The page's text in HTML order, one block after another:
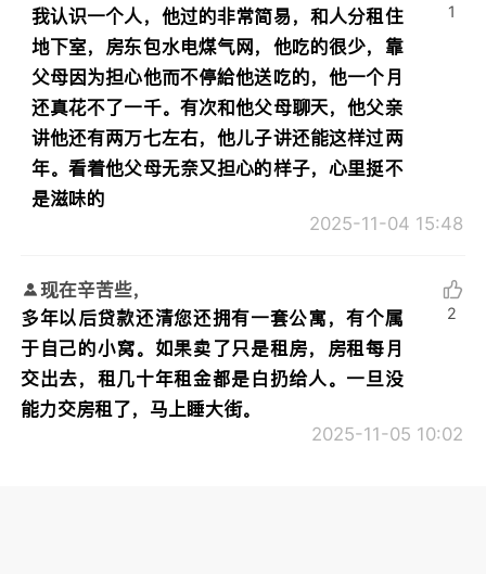
我认识一个人，他过的非常简易，和人分租住
地下室，房东包水电煤气网，他吃的很少，靠
父母因为担心他而不停給他送吃的，他一个月
还真花不了一千。有次和他父母聊天，他父亲
讲他还有两万七左右，他儿子讲还能这样过两
年。看着他父母无奈又担心的样子，心里挺不
是滋味的
2025-11-04 15:48
1
现在辛苦些，
多年以后贷款还清您还拥有一套公寓，有个属
于自己的小窝。如果卖了只是租房，房租每月
交出去，租几十年租金都是白扔给人。一旦没
能力交房租了，马上睡大街。
2025-11-05 10:02
2